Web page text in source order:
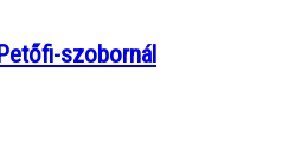
szobornál